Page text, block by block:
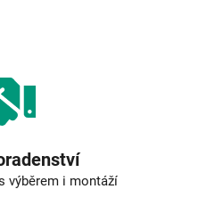
výběrem i montáží